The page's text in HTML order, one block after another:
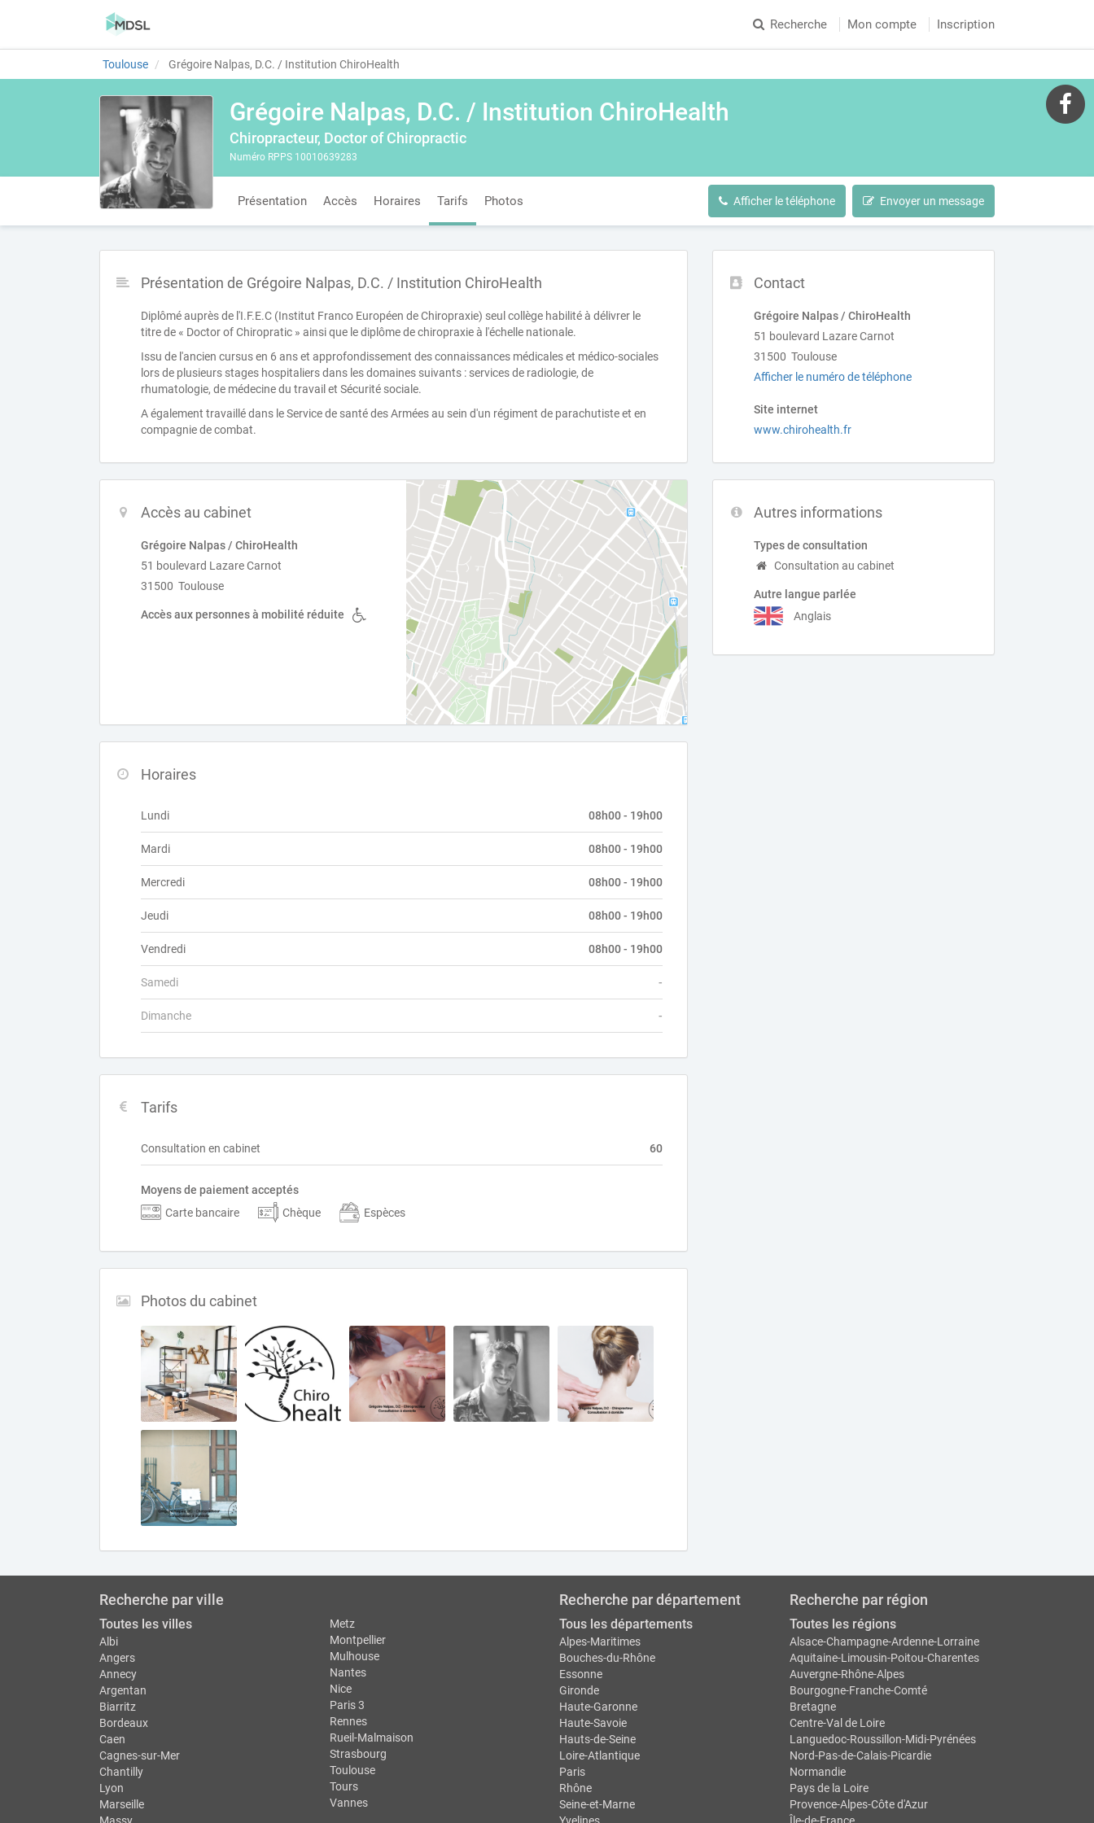
Recherche Mon compte Inscription
Toulouse Grégoire Nalpas, D.C. / Institution ChiroHealth
Grégoire Nalpas, D.C. / Institution ChiroHealth
Chiropracteur, Doctor of Chiropractic
Numéro RPPS 10010639283
Présentation Accès Horaires Tarifs Photos Afficher le téléphone Envoyer un message
Contact
Grégoire Nalpas / ChiroHealth
51 boulevard Lazare Carnot
31500 Toulouse
Afficher le numéro de téléphone
Site internet
www.chirohealth.fr
Autres informations
Types de consultation
Consultation au cabinet
Autre langue parlée
Anglais
Présentation de Grégoire Nalpas, D.C. / Institution ChiroHealth
Diplômé auprès de l'I.F.E.C (Institut Franco Européen de Chiropraxie) seul collège habilité à délivrer le
titre de « Doctor of Chiropratic » ainsi que le diplôme de chiropraxie à l'échelle nationale.
Issu de l'ancien cursus en 6 ans et approfondissement des connaissances médicales et médico-sociales
lors de plusieurs stages hospitaliers dans les domaines suivants : services de radiologie, de
rhumatologie, de médecine du travail et Sécurité sociale.
A également travaillé dans le Service de santé des Armées au sein d'un régiment de parachutiste et en
compagnie de combat.
Accès au cabinet
Grégoire Nalpas / ChiroHealth
51 boulevard Lazare Carnot
31500 Toulouse
Accès aux personnes à mobilité réduite
Horaires
Lundi 08h00 - 19h00
Mardi 08h00 - 19h00
Mercredi 08h00 - 19h00
Jeudi 08h00 - 19h00
Vendredi 08h00 - 19h00
Samedi -
Dimanche -
Tarifs
Consultation en cabinet 60
Moyens de paiement acceptés
Carte bancaire
Chèque Espèces
Photos du cabinet
Recherche par ville
Toutes les villes
Albi
Angers
Annecy
Argentan
Biarritz
Bordeaux
Caen
Cagnes-sur-Mer
Chantilly
Lyon
Marseille
Metz
Montpellier
Mulhouse
Nantes
Nice
Paris 3
Rennes
Rueil-Malmaison
Strasbourg
Toulouse
Tours
Vannes
Recherche par département
Tous les départements
Alpes-Maritimes
Bouches-du-Rhône
Essonne
Gironde
Haute-Garonne
Haute-Savoie
Hauts-de-Seine
Loire-Atlantique
Paris
Rhône
Seine-et-Marne
Recherche par région
Toutes les régions
Alsace-Champagne-Ardenne-Lorraine
Aquitaine-Limousin-Poitou-Charentes
Auvergne-Rhône-Alpes
Bourgogne-Franche-Comté
Bretagne
Centre-Val de Loire
Languedoc-Roussillon-Midi-Pyrénées
Nord-Pas-de-Calais-Picardie
Normandie
Pays de la Loire
Provence-Alpes-Côte d'Azur